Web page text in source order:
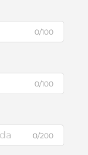
0/100
0/100
0/200